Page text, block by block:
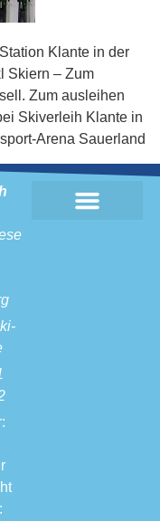
Klante in der
Skiern – Zum
Zum ausleihen
Skiverleih Klante in
Arena Sauerland